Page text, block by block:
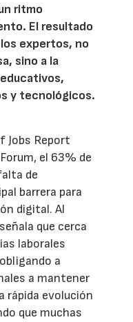
ritmo
El resultado
expertos, no
sino a la
y tecnológicos.
Jobs Report
el 63% de
de
barrera para
digital. Al
que cerca
laborales
a
a mantener
rápida evolución
que muchas